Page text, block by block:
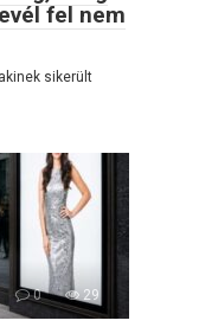
fel nem
sikerült
0 29